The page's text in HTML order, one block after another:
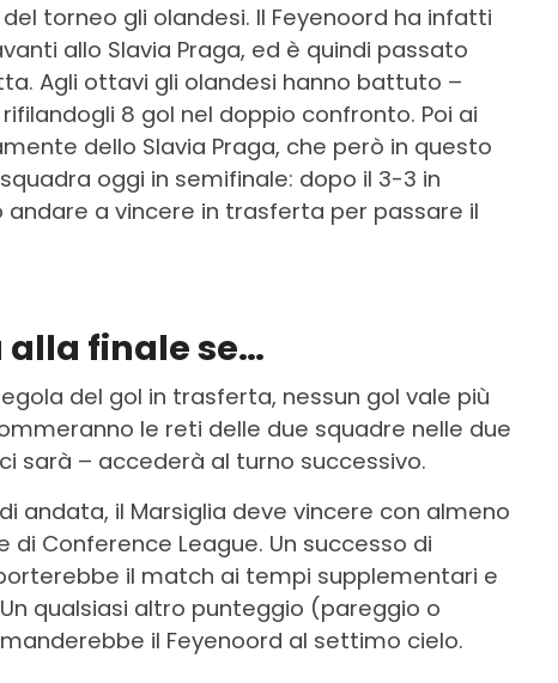
torneo gli olandesi. Il Feyenoord ha infatti
allo Slavia Praga, ed è quindi passato
Agli ottavi gli olandesi hanno battuto –
8 gol nel doppio confronto. Poi ai
dello Slavia Praga, che però in questo
oggi in semifinale: dopo il 3-3 in
a vincere in trasferta per passare il
finale se…
del gol in trasferta, nessun gol vale più
le reti delle due squadre nelle due
sarà – accederà al turno successivo.
andata, il Marsiglia deve vincere con almeno
Conference League. Un successo di
il match ai tempi supplementari e
qualsiasi altro punteggio (pareggio o
il Feyenoord al settimo cielo.